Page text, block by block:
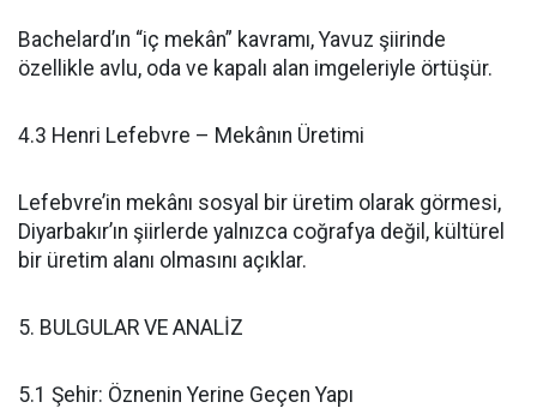
Bachelard’ın “iç mekân” kavramı, Yavuz şiirinde
özellikle avlu, oda ve kapalı alan imgeleriyle örtüşür.
4.3 Henri Lefebvre – Mekânın Üretimi
Lefebvre’in mekânı sosyal bir üretim olarak görmesi,
Diyarbakır’ın şiirlerde yalnızca coğrafya değil, kültürel
bir üretim alanı olmasını açıklar.
5. BULGULAR VE ANALİZ
5.1 Şehir: Öznenin Yerine Geçen Yapı